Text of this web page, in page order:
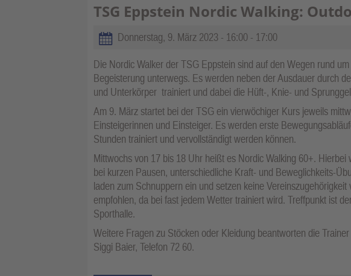
TSG Eppstein Nordic Walking:
Donnerstag, 9. März 2023 - 16:00 - 17:00
Die Nordic Walker der TSG Eppstein sind auf den Wegen rund
Begeisterung unterwegs. Es werden neben der Ausdauer durch
und Unterkörper trainiert und dabei die Hüft-, Knie- und
Am 9. März startet bei der TSG ein vierwöchiger Kurs jeweils
Einsteigerinnen und Einsteiger. Es werden erste
Stunden trainiert und vervollständigt werden können.
Mittwochs von 17 bis 18 Uhr heißt es Nordic Walking 60+.
bei kurzen Pausen, unterschiedliche Kraft- und Beweglichkeits-
laden zum Schnuppern ein und setzen keine
empfohlen, da bei fast jedem Wetter trainiert wird. Treffpunkt ist
Sporthalle.
Weitere Fragen zu Stöcken oder Kleidung beantworten die
Siggi Baier, Telefon 72 60.